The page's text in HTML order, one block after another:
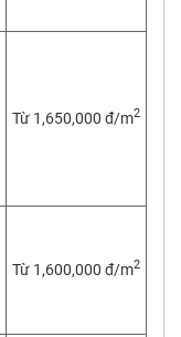
Từ 1,650,000 đ/m2
Từ 1,600,000 đ/m2